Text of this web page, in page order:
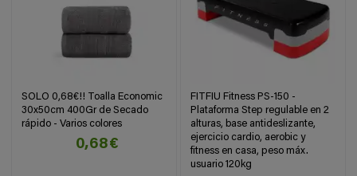
SOLO 0,68€!! Toalla Economic
30x50cm 400Gr de Secado
rápido - Varios colores
0,68€
FITFIU Fitness PS-150 -
Plataforma Step regulable en 2
alturas, base antideslizante,
ejercicio cardio, aerobic y
fitness en casa, peso máx.
usuario 120kg